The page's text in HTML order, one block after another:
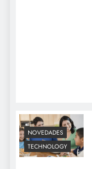
NOVEDADES
TECHNOLOGY